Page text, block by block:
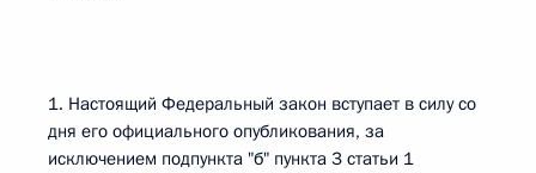
1. Настоящий Федеральный закон вступает в силу со
дня его официального опубликования, за
исключением подпункта "б" пункта 3 статьи 1